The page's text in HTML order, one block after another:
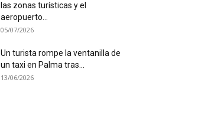
las zonas turísticas y el
aeropuerto...
05/07/2026
Un turista rompe la ventanilla de
un taxi en Palma tras...
13/06/2026